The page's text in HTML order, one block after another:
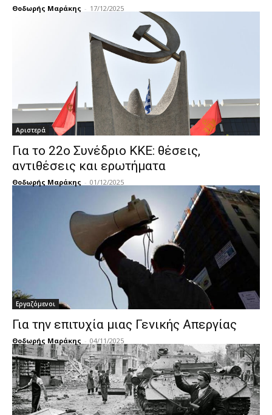
Θοδωρής Μαράκης - 17/12/2025
Αριστερά
Για το 22ο Συνέδριο ΚΚΕ: θέσεις,
αντιθέσεις και ερωτήματα
Θοδωρής Μαράκης - 01/12/2025
Εργαζόμενοι
Για την επιτυχία μιας Γενικής Απεργίας
Θοδωρής Μαράκης - 04/11/2025